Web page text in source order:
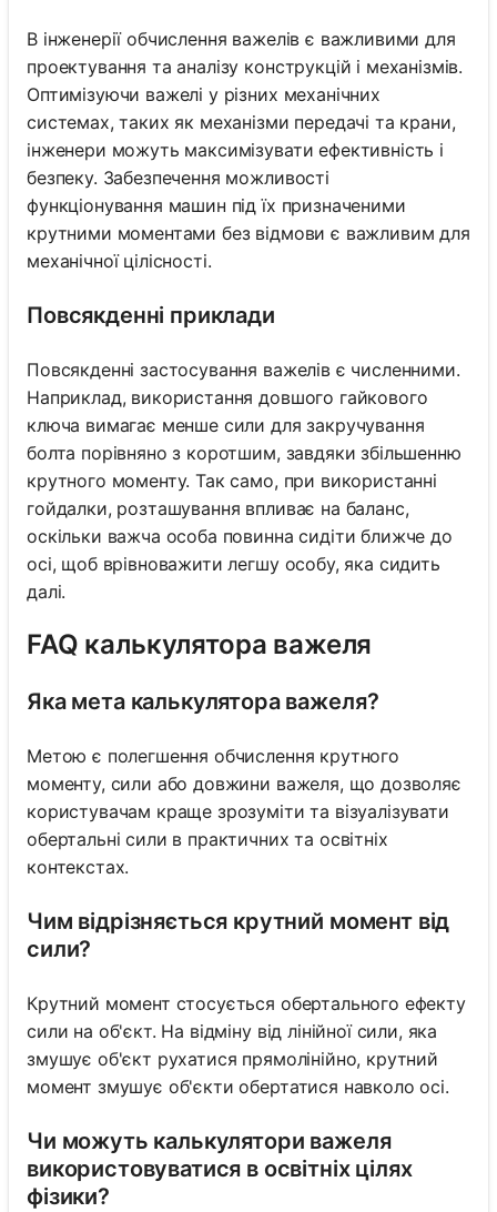
В інженерії обчислення важелів є важливими для
проектування та аналізу конструкцій і механізмів.
Оптимізуючи важелі у різних механічних
системах, таких як механізми передачі та крани,
інженери можуть максимізувати ефективність і
безпеку. Забезпечення можливості
функціонування машин під їх призначеними
крутними моментами без відмови є важливим для
механічної цілісності.
Повсякденні приклади
Повсякденні застосування важелів є численними.
Наприклад, використання довшого гайкового
ключа вимагає менше сили для закручування
болта порівняно з коротшим, завдяки збільшенню
крутного моменту. Так само, при використанні
гойдалки, розташування впливає на баланс,
оскільки важча особа повинна сидіти ближче до
осі, щоб врівноважити легшу особу, яка сидить
далі.
FAQ калькулятора важеля
Яка мета калькулятора важеля?
Метою є полегшення обчислення крутного
моменту, сили або довжини важеля, що дозволяє
користувачам краще зрозуміти та візуалізувати
обертальні сили в практичних та освітніх
контекстах.
Чим відрізняється крутний момент від
сили?
Крутний момент стосується обертального ефекту
сили на об'єкт. На відміну від лінійної сили, яка
змушує об'єкт рухатися прямолінійно, крутний
момент змушує об'єкти обертатися навколо осі.
Чи можуть калькулятори важеля
використовуватися в освітніх цілях
фізики?